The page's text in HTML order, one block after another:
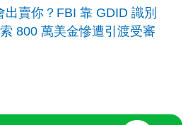
出賣你？FBI 靠 GDID 識別
800 萬美金慘遭引渡受審